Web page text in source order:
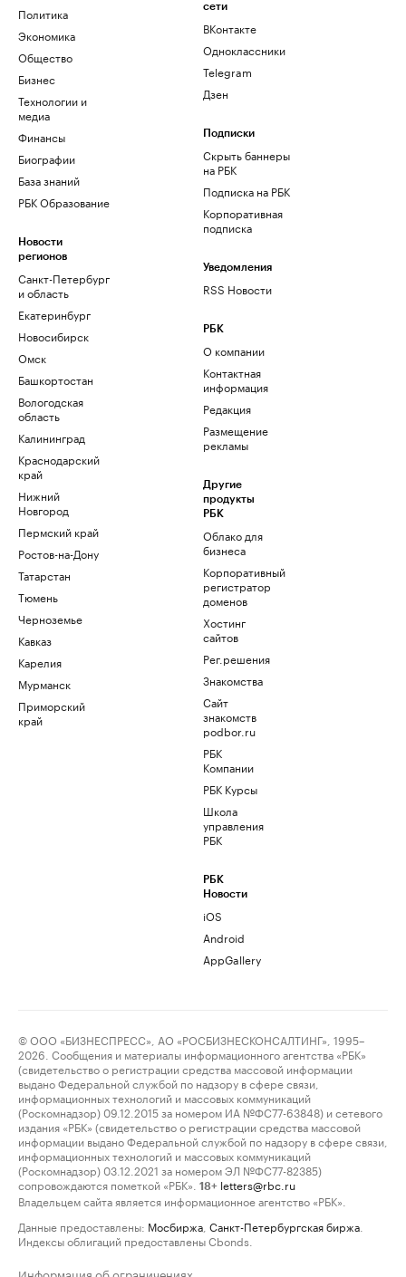
Политика
Экономика
Общество
Бизнес
Технологии и
медиа
Финансы
Биографии
База знаний
РБК Образование
Новости
регионов
Санкт-Петербург
и область
Екатеринбург
Новосибирск
Омск
Башкортостан
Вологодская
область
Калининград
Краснодарский
край
Нижний
Новгород
Пермский край
Ростов-на-Дону
Татарстан
Тюмень
Черноземье
Кавказ
Карелия
Мурманск
Приморский
край
сети
ВКонтакте
Одноклассники
Telegram
Дзен
Подписки
Скрыть баннеры
на РБК
Подписка на РБК
Корпоративная
подписка
Уведомления
RSS Новости
РБК
О компании
Контактная
информация
Редакция
Размещение
рекламы
Другие
продукты
РБК
Облако для
бизнеса
Корпоративный
регистратор
доменов
Хостинг
сайтов
Рег.решения
Знакомства
Сайт
знакомств
podbor.ru
РБК
Компании
РБК Курсы
Школа
управления
РБК
РБК
Новости
iOS
Android
AppGallery
© ООО «БИЗНЕСПРЕСС», АО «РОСБИЗНЕСКОНСАЛТИНГ», 1995–
2026. Сообщения и материалы информационного агентства «РБК»
(свидетельство о регистрации средства массовой информации
выдано Федеральной службой по надзору в сфере связи,
информационных технологий и массовых коммуникаций
(Роскомнадзор) 09.12.2015 за номером ИА №ФС77-63848) и сетевого
издания «РБК» (свидетельство о регистрации средства массовой
информации выдано Федеральной службой по надзору в сфере связи,
информационных технологий и массовых коммуникаций
(Роскомнадзор) 03.12.2021 за номером ЭЛ №ФС77-82385)
сопровождаются пометкой «РБК».
18+ letters@rbc.ru
Владельцем сайта является информационное агентство «РБК».
Данные предоставлены: Мосбиржа Санкт-Петербургская биржа
Индексы облигаций предоставлены Cbonds.